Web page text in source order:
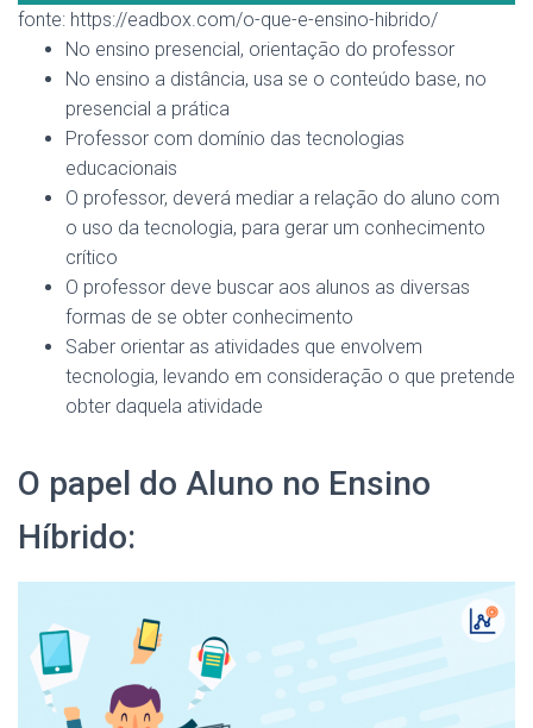
fonte: https://eadbox.com/o-que-e-ensino-hibrido/
No ensino presencial, orientação do professor
No ensino a distância, usa se o conteúdo base, no
presencial a prática
Professor com domínio das tecnologias
educacionais
O professor, deverá mediar a relação do aluno com
o uso da tecnologia, para gerar um conhecimento
crítico
O professor deve buscar aos alunos as diversas
formas de se obter conhecimento
Saber orientar as atividades que envolvem
tecnologia, levando em consideração o que pretende
obter daquela atividade
O papel do Aluno no Ensino
Híbrido: